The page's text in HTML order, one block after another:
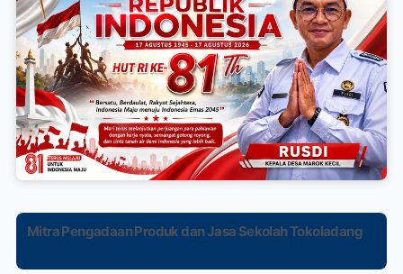
Mitra Pengadaan Produk dan Jasa Sekolah Tokoladang